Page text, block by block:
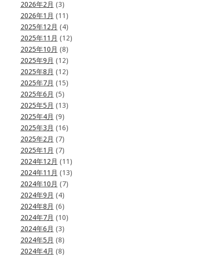
2026年2月 (3)
2026年1月 (11)
2025年12月 (4)
2025年11月 (12)
2025年10月 (8)
2025年9月 (12)
2025年8月 (12)
2025年7月 (15)
2025年6月 (5)
2025年5月 (13)
2025年4月 (9)
2025年3月 (16)
2025年2月 (7)
2025年1月 (7)
2024年12月 (11)
2024年11月 (13)
2024年10月 (7)
2024年9月 (4)
2024年8月 (6)
2024年7月 (10)
2024年6月 (3)
2024年5月 (8)
2024年4月 (8)